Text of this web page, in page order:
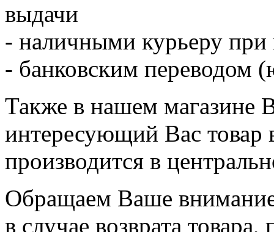
выдачи
- наличными курьеру при
- банковским переводом
Также в нашем магазине
интересующий Вас товар
производится в
Обращаем Ваше
в случае возврата